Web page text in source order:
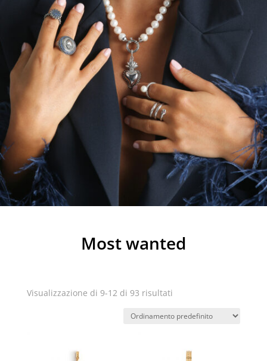
Most wanted
Visualizzazione di 9-12 di 93 risultati